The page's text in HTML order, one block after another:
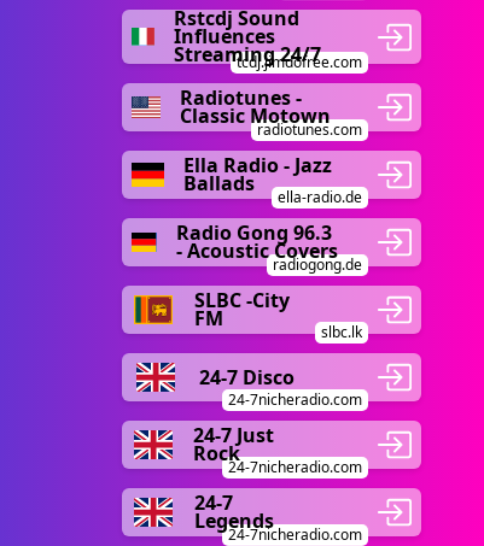
Rstcdj Sound
Influences
Streaming 24/7
tcdj.jimdofree.com
Radiotunes -
Classic Motown
radiotunes.com
Ella Radio - Jazz
Ballads
ella-radio.de
Radio Gong 96.3
- Acoustic Covers
radiogong.de
SLBC -City
FM
slbc.lk
24-7 Disco
24-7nicheradio.com
24-7 Just
Rock
24-7nicheradio.com
24-7
Legends
24-7nicheradio.com